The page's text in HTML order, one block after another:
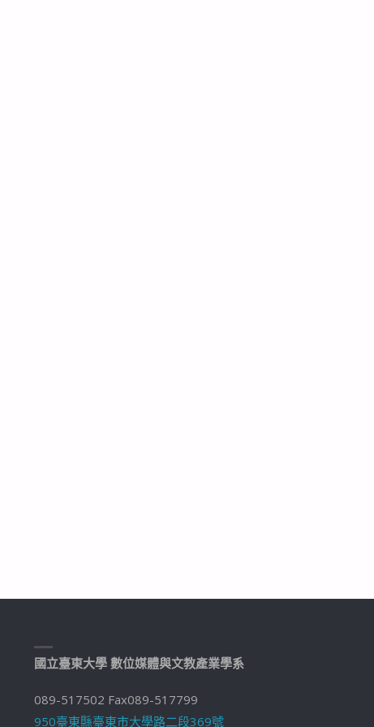
國立臺東大學 數位媒體與文教產業學系
089-517502 Fax089-517799
950臺東縣臺東市大學路二段369號